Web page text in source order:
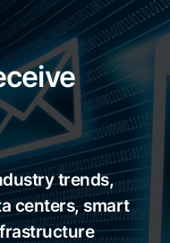
trends,
centers, smart